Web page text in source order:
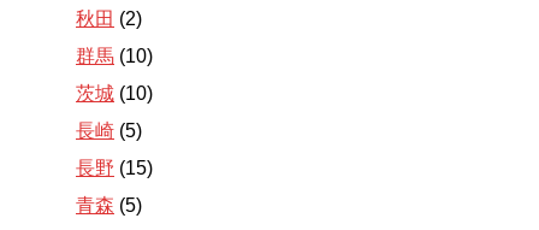
秋田 (2)
群馬 (10)
茨城 (10)
長崎 (5)
長野 (15)
青森 (5)